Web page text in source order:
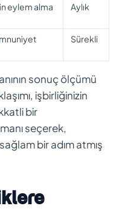
eylem alma
Aylık
Sürekli
sonuç ölçümü
işbirliğinizin
bir
seçerek,
bir adım atmış